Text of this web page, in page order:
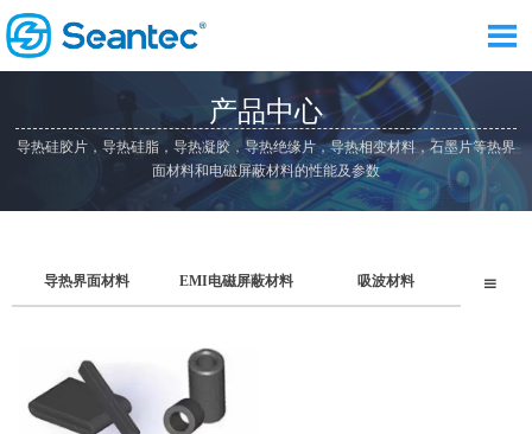

产品中心
导热硅胶片，导热硅脂，导热凝胶，导热绝缘片，导热相变材料，石墨片等热界
面材料和电磁屏蔽材料的性能及参数
导热界面材料 EMI电磁屏蔽材料 吸波材料 